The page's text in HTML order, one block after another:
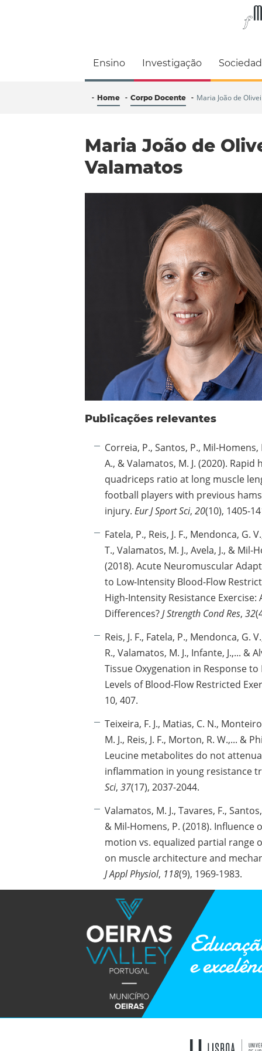
Faculdade de
Ensino Investigação
Home Corpo Docente Maria João de
Maria João de
Valamatos
Publicações relevantes
Correia, P., Santos, P., Mil-Homens,
A., & Valamatos, M. J. (2020).
quadriceps ratio at long muscle
football players with previous
injury. Eur J Sport Sci, 20(10), 1405-
Fatela, P., Reis, J. F., Mendonca, G.
T., Valamatos, M. J., Avela, J., & Mil-
(2018). Acute Neuromuscular
to Low-Intensity Blood-Flow
High-Intensity Resistance Exercise:
Differences?J Strength Cond Res, 32
Reis, J. F., Fatela, P., Mendonca, G.
R., Valamatos, M. J., Infante, J.,... &
Tissue Oxygenation in Response
Levels of Blood-Flow Restricted
10, 407.
Teixeira, F. J., Matias, C. N.,
M. J., Reis, J. F., Morton, R. W.,... &
Leucine metabolites do not
inflammation in young resistance
Sci, 37(17), 2037-2044.
Valamatos, M. J., Tavares, F.,
& Mil-Homens, P. (2018). Influence
motion vs. equalized partial range
on muscle architecture and
J Appl Physiol, 118(9), 1969-1983.
e